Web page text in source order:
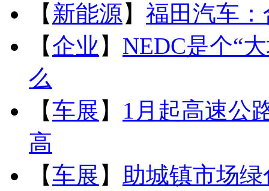
【 新能源】 福田汽车
【企业 】 NEDC是个“
么
【车展 】 1月起高速公
高
【车展 】 助城镇市场